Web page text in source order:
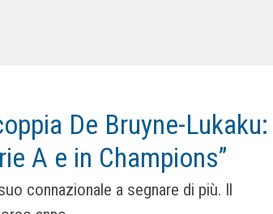
De Bruyne-Lukaku:
A e in Champions”
connazionale a segnare di più. Il